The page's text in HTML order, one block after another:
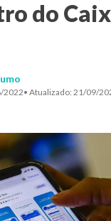
do
2022• Atualizado: 21/09/